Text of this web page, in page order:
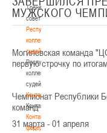
Тренерский
совет
Республиканская
коллегия
судей
Республиканская
коллегия
судей
Контакты
Контакты
Контакты
федерации
МУЖСКОГО
Могилевская команда
первую строчку по
Чемпионат Республики
команд
31 марта - 01 апреля